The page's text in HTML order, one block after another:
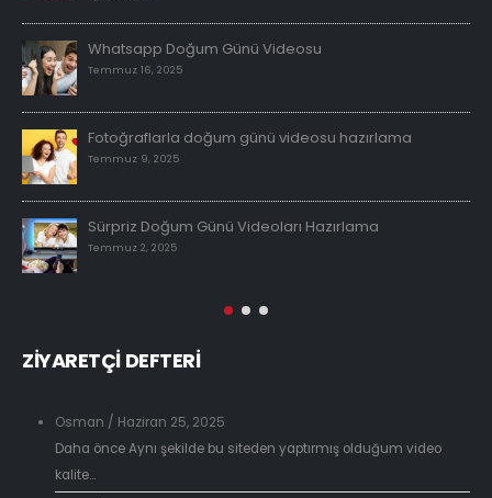
Whatsapp Doğum Günü Videosu
Temmuz 16, 2025
Fotoğraflarla doğum günü videosu hazırlama
Temmuz 9, 2025
Sürpriz Doğum Günü Videoları Hazırlama
Temmuz 2, 2025
ZİYARETÇİ DEFTERİ
Osman / Haziran 25, 2025
Daha önce Aynı şekilde bu siteden yaptırmış olduğum video
kalite...